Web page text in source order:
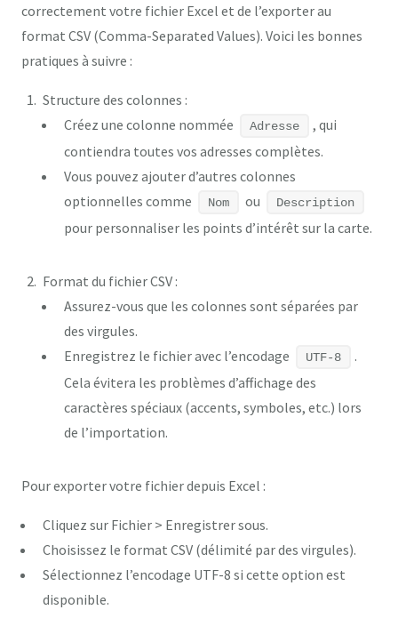
correctement votre fichier Excel et de l’exporter au
format CSV (Comma-Separated Values). Voici les bonnes
pratiques à suivre :
Structure des colonnes :
Créez une colonne nommée
Adresse
, qui
contiendra toutes vos adresses complètes.
Vous pouvez ajouter d’autres colonnes
optionnelles comme
Nom ou Description
pour personnaliser les points d’intérêt sur la carte.
Format du fichier CSV :
Assurez-vous que les colonnes sont séparées par
des virgules.
Enregistrez le fichier avec l’encodage
UTF-8
.
Cela évitera les problèmes d’affichage des
caractères spéciaux (accents, symboles, etc.) lors
de l’importation.
Pour exporter votre fichier depuis Excel :
Cliquez sur Fichier > Enregistrer sous.
Choisissez le format CSV (délimité par des virgules).
Sélectionnez l’encodage UTF-8 si cette option est
disponible.